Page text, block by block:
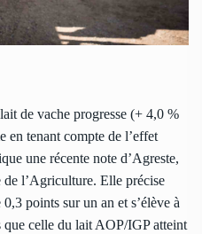
de vache progresse (+ 4,0 %
en tenant compte de l’effet
une récente note d’Agreste,
de l’Agriculture. Elle précise
points sur un an et s’élève à
celle du lait AOP/IGP atteint